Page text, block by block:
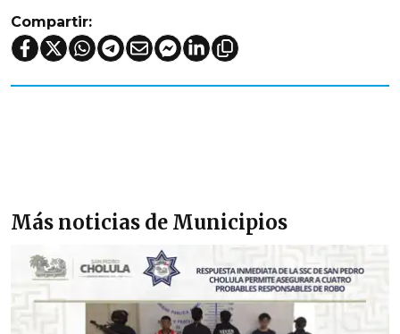
Compartir:
Más noticias de Municipios